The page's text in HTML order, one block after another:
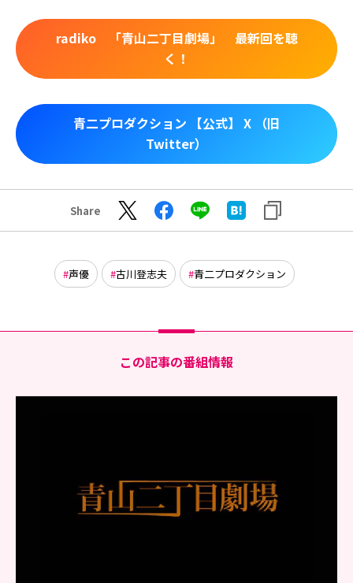
radiko 「青山二丁目劇場」 最新回を聴
く！
青二プロダクション 【公式】 X （旧
Twitter）
Share
声優 古川登志夫 青二プロダクション
この記事の番組情報